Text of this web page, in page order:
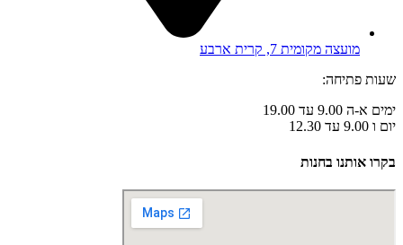
מועצה מקומית 7, קרית ארבע
שעות פתיחה:
ימים א-ה 9.00 עד 19.00
יום ו 9.00 עד 12.30
בקרו אותנו בחנות